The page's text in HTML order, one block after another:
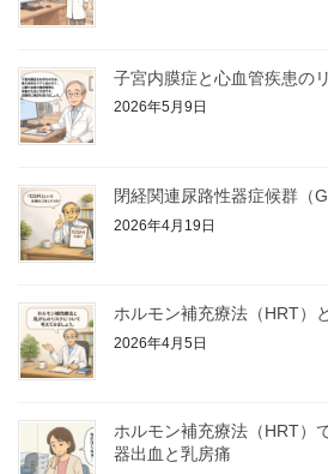
子宮内膜症と心血管疾患の
2026年5月9日
閉経関連尿路性器症候群（
2026年4月19日
ホルモン補充療法（HRT）
2026年4月5日
ホルモン補充療法（HRT）
器出血と乳房痛